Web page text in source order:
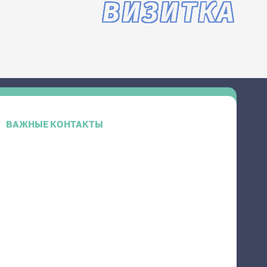
ВИЗИТКА
ВАЖНЫЕ КОНТАКТЫ